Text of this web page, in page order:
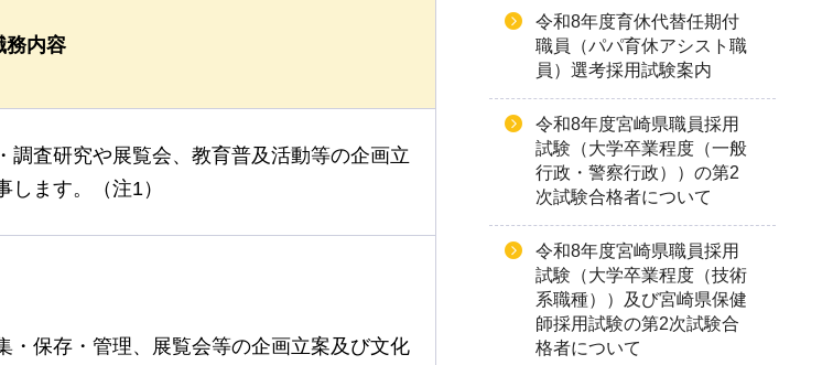
務内容
調査研究や展覧会、教育普及活動等の企画立
ます。（注1）
・保存・管理、展覧会等の企画立案及び文化
令和8年度育休代替任期付
職員（パパ育休アシスト職
員）選考採用試験案内
令和8年度宮崎県職員採用
試験（大学卒業程度（一般
行政・警察行政））の第2
次試験合格者について
令和8年度宮崎県職員採用
試験（大学卒業程度（技術
系職種））及び宮崎県保健
師採用試験の第2次試験合
格者について